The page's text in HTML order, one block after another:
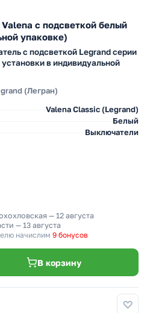
с подсветкой белый
упаковке)
с подсветкой Legrand серии
в индивидуальной
(Легран)
Valena Classic (Legrand)
Белый
Выключатели
— 12 августа
— 13 августа
начислим 9 бонусов
В корзину